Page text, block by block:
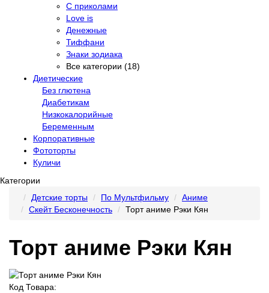
С приколами
Love is
Денежные
Тиффани
Знаки зодиака
Все категории (18)
Диетические
Без глютена
Диабетикам
Низкокалорийные
Беременным
Корпоративные
Фототорты
Куличи
Категории
Детские торты
По Мультфильму
Аниме
Скейт Бесконечность
Торт аниме Рэки Кян
Торт аниме Рэки Кян
Код Товара: